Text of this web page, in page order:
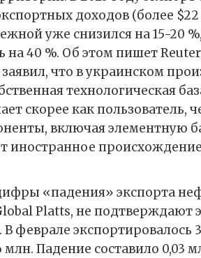
доходов (более
уже снизился на 15-20
40 %. Об этом пишет
что в украинском
технологическая
скорее как пользователь,
включая элементную
иностранное
«падения» экспорта
Platts, не подтверждают
феврале экспортировалось
Падение составило 0,03